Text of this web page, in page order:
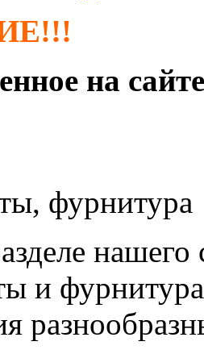
на
фурнитура
нашего
и